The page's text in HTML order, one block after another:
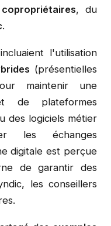
, du
.
l'utilisation
(présentielles
maintenir une
de plateformes
des logiciels métier
les échanges
digitale est perçue
de garantir des
les conseillers